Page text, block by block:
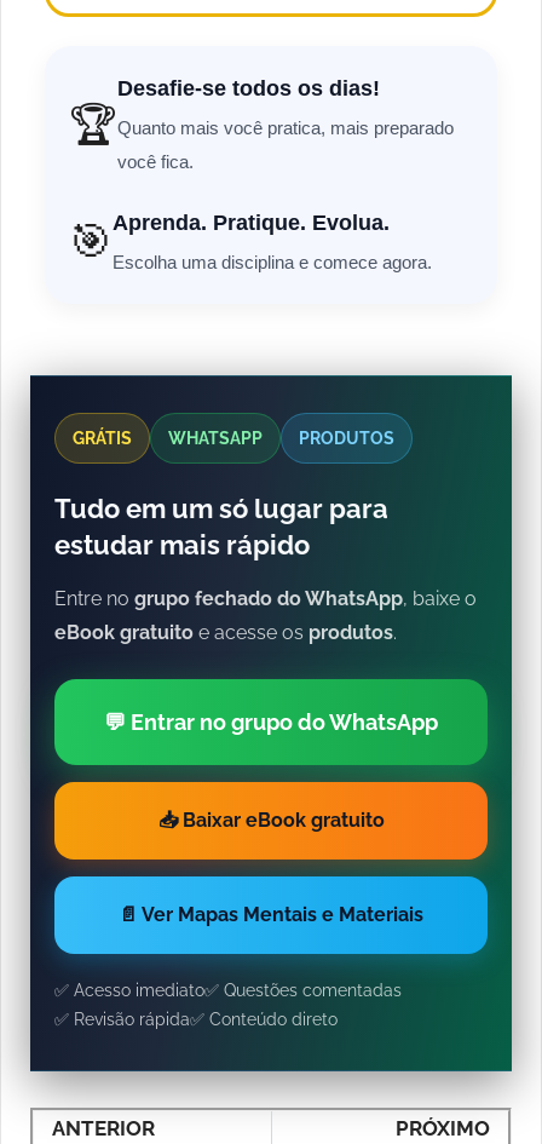
🏆
Desafie-se todos os dias!
Quanto mais você pratica, mais preparado
você fica.
🎯 Aprenda. Pratique. Evolua.
Escolha uma disciplina e comece agora.
GRÁTIS WHATSAPP PRODUTOS
Tudo em um só lugar para
estudar mais rápido
Entre no grupo fechado do WhatsApp, baixe o
eBook gratuito e acesse os produtos.
💬 Entrar no grupo do WhatsApp
📥 Baixar eBook gratuito
📄 Ver Mapas Mentais e Materiais
✅ Acesso imediato✅ Questões comentadas
✅ Revisão rápida✅ Conteúdo direto
ANTERIOR PRÓXIMO